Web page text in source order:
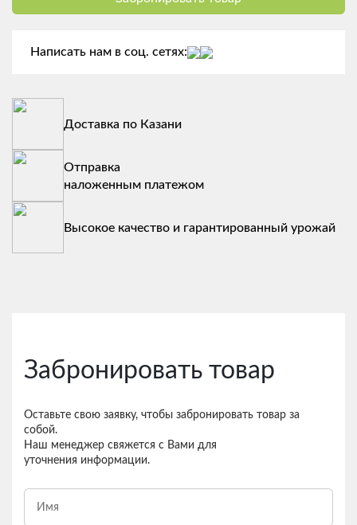
Написать нам в соц. сетях:
Доставка по Казани
Отправка
наложенным платежом
Высокое качество и гарантированный урожай
Забронировать товар
Оставьте свою заявку, чтобы забронировать товар за
собой.
Наш менеджер свяжется с Вами для
уточнения информации.